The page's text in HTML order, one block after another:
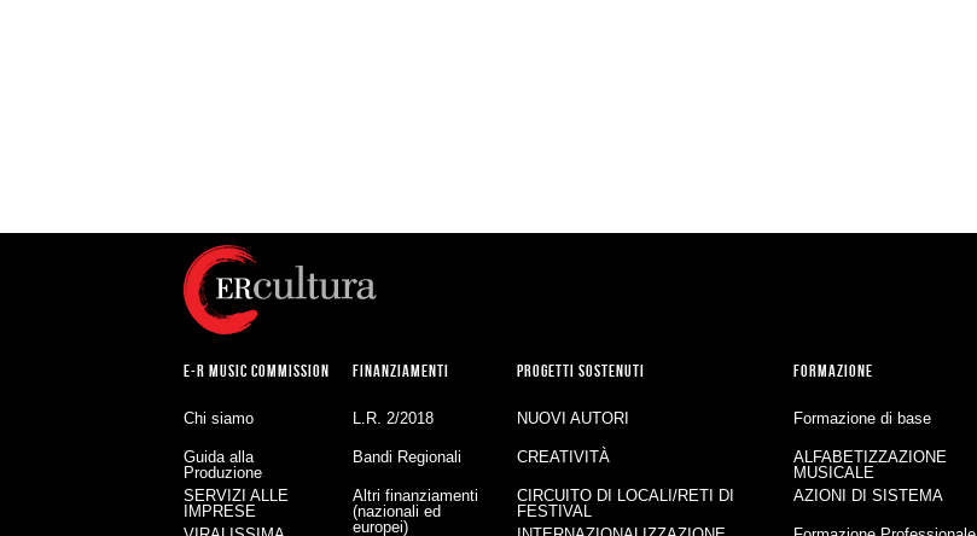
E-R MUSIC COMMISSION
Chi siamo
Guida alla
Produzione
SERVIZI ALLE
IMPRESE
FINANZIAMENTI
L.R. 2/2018
Bandi Regionali
Altri finanziamenti
(nazionali ed
europei)
PROGETTI SOSTENUTI
NUOVI AUTORI
CREATIVITÀ
CIRCUITO DI LOCALI/RETI DI
FESTIVAL
FORMAZIONE
Formazione di base
ALFABETIZZAZIONE
MUSICALE
AZIONI DI SISTEMA